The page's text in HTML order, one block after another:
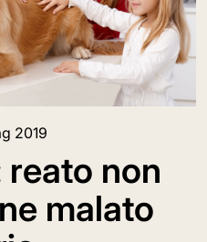
2019
reato non
malato